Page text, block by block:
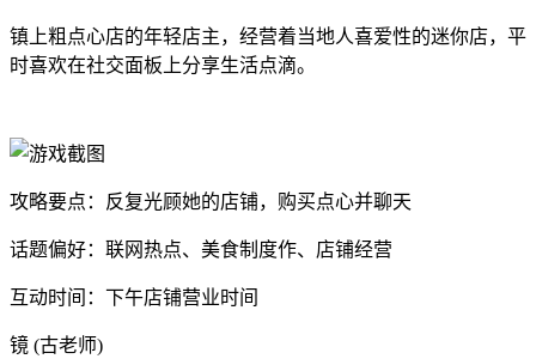
镇上粗点心店的年轻店主，经营着当地人喜爱性的迷你店，平
时喜欢在社交面板上分享生活点滴。
攻略要点：反复光顾她的店铺，购买点心并聊天
话题偏好：联网热点、美食制度作、店铺经营
互动时间：下午店铺营业时间
镜 (古老师)